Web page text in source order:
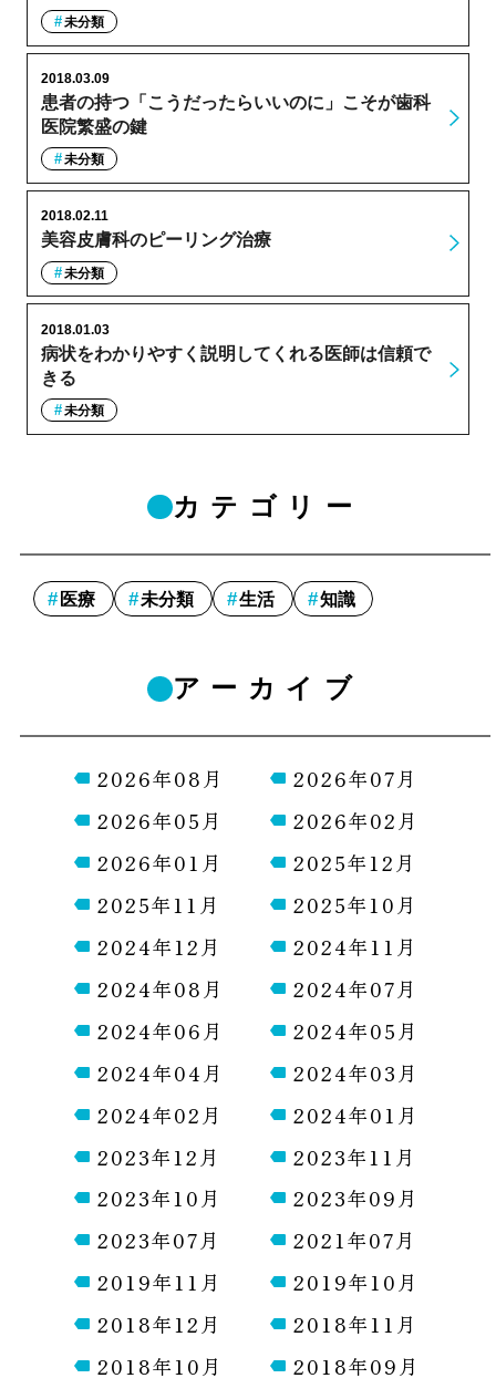
未分類
患者の持つ「こうだったらいいのに」こそが歯科
医院繁盛の鍵
2018.03.09
未分類
美容皮膚科のピーリング治療
2018.02.11
未分類
病状をわかりやすく説明してくれる医師は信頼で
きる
2018.01.03
未分類
カテゴリー
医療 未分類 生活 知識
アーカイブ
2026年08月
2026年07月
2026年05月
2026年02月
2026年01月
2025年12月
2025年11月
2025年10月
2024年12月
2024年11月
2024年08月
2024年07月
2024年06月
2024年05月
2024年04月
2024年03月
2024年02月
2024年01月
2023年12月
2023年11月
2023年10月
2023年09月
2023年07月
2021年07月
2019年11月
2019年10月
2018年12月
2018年11月
2018年10月
2018年09月